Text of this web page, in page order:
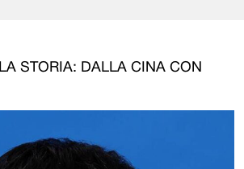
LA STORIA: DALLA CINA CON